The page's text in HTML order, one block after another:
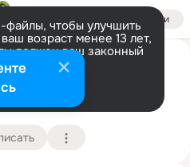
Войти
чтобы улучшить
возраст менее 13 лет,
должен ваш законный
информации
5 февраля (72 года)